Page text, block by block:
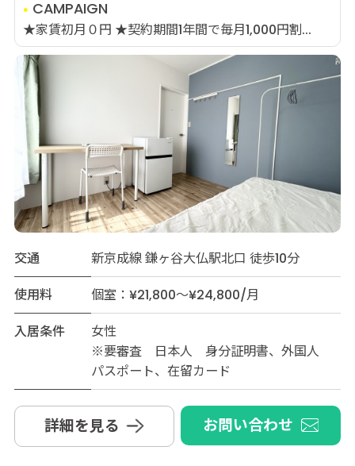
CAMPAIGN
★家賃初月０円 ★契約期間1年間で毎月1,000円割...
交通
新京成線 鎌ヶ谷大仏駅北口 徒歩10分
使用料
個室：¥21,800～¥24,800/月
入居条件
女性
※要審査 日本人 身分証明書、外国人
パスポート、在留カード
詳細を見る お問い合わせ